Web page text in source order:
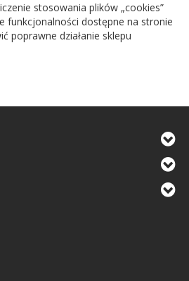
stosowania plików „cookies”
funkcjonalności dostępne na stronie
poprawne działanie sklepu